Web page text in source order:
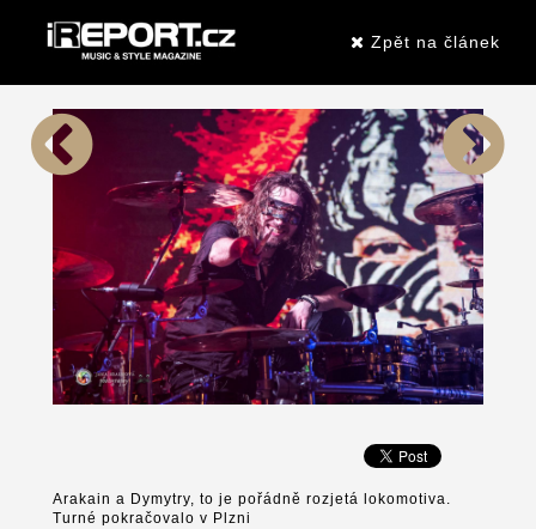
Zpět na článek
Arakain a Dymytry, to je pořádně rozjetá lokomotiva.
Turné pokračovalo v Plzni